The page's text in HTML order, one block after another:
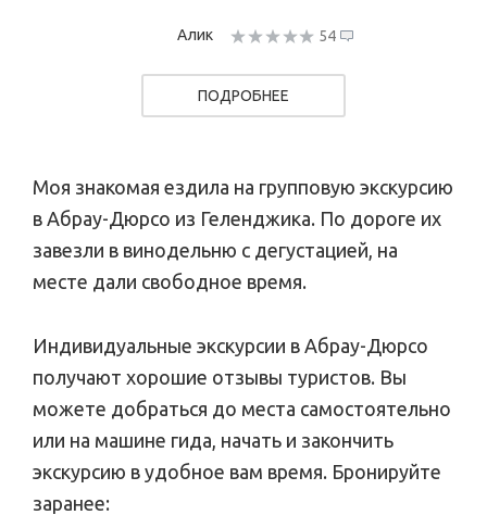
Алик 54
ПОДРОБНЕЕ
Моя знакомая ездила на групповую экскурсию
в Абрау-Дюрсо из Геленджика. По дороге их
завезли в винодельню с дегустацией, на
месте дали свободное время.
Индивидуальные экскурсии в Абрау-Дюрсо
получают хорошие отзывы туристов. Вы
можете добраться до места самостоятельно
или на машине гида, начать и закончить
экскурсию в удобное вам время. Бронируйте
заранее: